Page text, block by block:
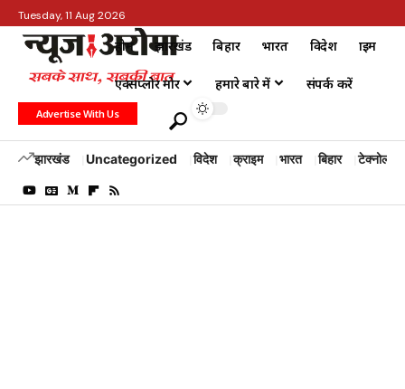
Tuesday, 11 Aug 2026
होम झारखंड बिहार भारत विदेश क्राइम
एक्सप्लोर मोर हमारे बारे में संपर्क करें
Advertise With Us
झारखंड Uncategorized विदेश क्राइम भारत बिहार टेक्नोलॉजी